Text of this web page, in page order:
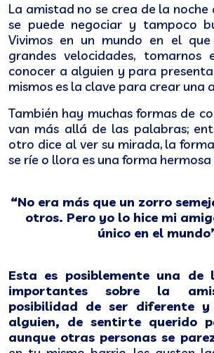
La amistad no se crea de la noche
se puede negociar y tampoco
Vivimos en un mundo en el
grandes velocidades,
conocer a alguien y para
mismos es la clave para crear una
También hay muchas formas de
van más allá de las palabras;
otro dice al ver su mirada, la
se ríe o llora es una forma
“No era más que un zorro
otros. Pero yo lo hice mi
único en el
Esta es posiblemente una de
importantes sobre la
posibilidad de ser diferente y
alguien, de sentirte querido
aunque otras personas se